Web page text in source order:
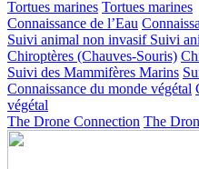
Tortues marines Tortues marines
Connaissance de l’Eau
Suivi animal non invasif Suivi
Chiroptères (Chauves-Souris)
Suivi des Mammifères Marins
Connaissance du monde végétal
végétal
The Drone Connection The